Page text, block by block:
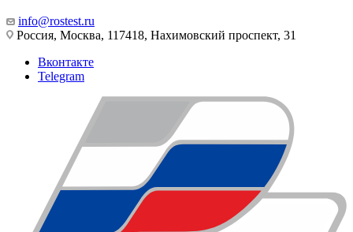
info@rostest.ru
Россия, Москва, 117418, Нахимовский проспект, 31
Вконтакте
Telegram